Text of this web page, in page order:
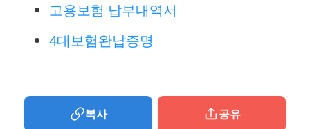
고용보험 납부내역서
4대보험완납증명
복사 공유